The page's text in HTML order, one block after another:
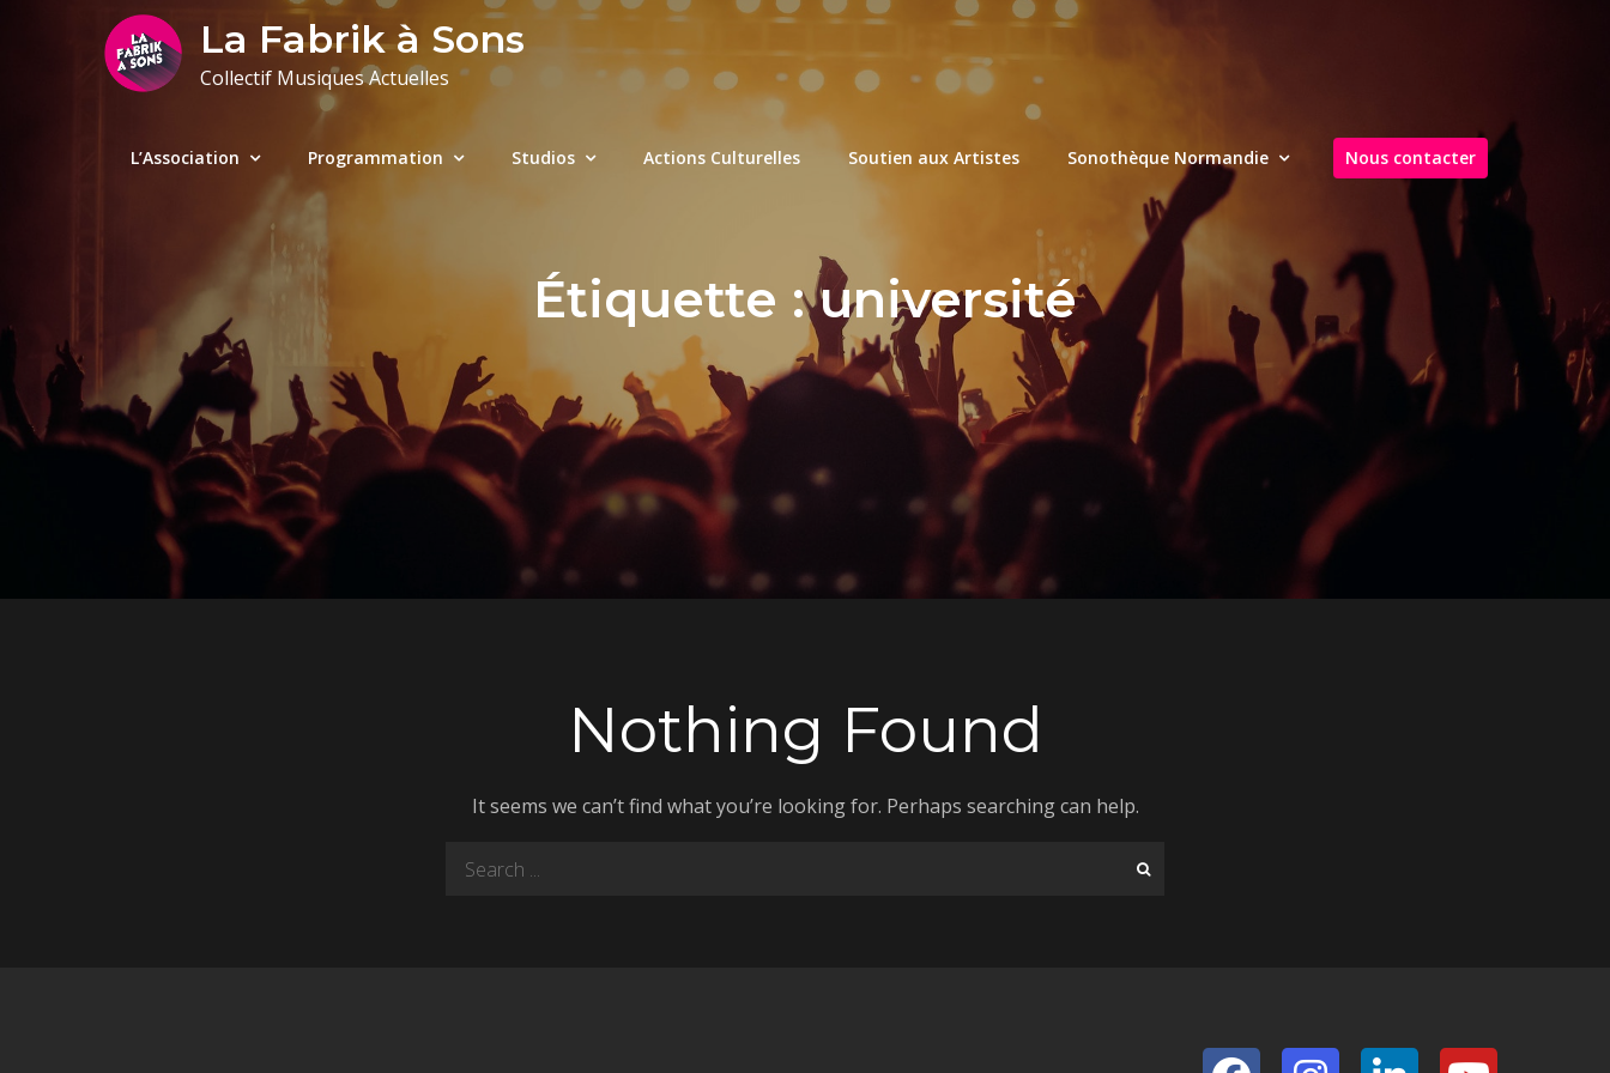
La Fabrik à Sons
Collectif Musiques Actuelles
L’Association Programmation Studios Actions Culturelles Soutien aux Artistes Sonothèque Normandie Nous contacter
Étiquette :université
Nothing Found
It seems we can’t find what you’re looking for. Perhaps searching can help.
Search